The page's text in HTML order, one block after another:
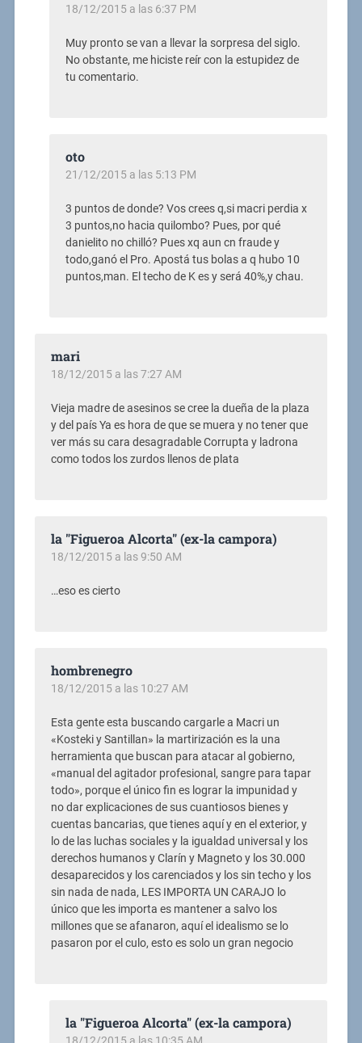
18/12/2015 a las 6:37 PM
Muy pronto se van a llevar la sorpresa del siglo.
No obstante, me hiciste reír con la estupidez de
tu comentario.
oto
21/12/2015 a las 5:13 PM
3 puntos de donde? Vos crees q,si macri perdia x
3 puntos,no hacia quilombo? Pues, por qué
danielito no chilló? Pues xq aun cn fraude y
todo,ganó el Pro. Apostá tus bolas a q hubo 10
puntos,man. El techo de K es y será 40%,y chau.
mari
18/12/2015 a las 7:27 AM
Vieja madre de asesinos se cree la dueña de la plaza
y del país Ya es hora de que se muera y no tener que
ver más su cara desagradable Corrupta y ladrona
como todos los zurdos llenos de plata
la "Figueroa Alcorta" (ex-la campora)
18/12/2015 a las 9:50 AM
…eso es cierto
hombrenegro
18/12/2015 a las 10:27 AM
Esta gente esta buscando cargarle a Macri un
«Kosteki y Santillan» la martirización es la una
herramienta que buscan para atacar al gobierno,
«manual del agitador profesional, sangre para tapar
todo», porque el único fin es lograr la impunidad y
no dar explicaciones de sus cuantiosos bienes y
cuentas bancarias, que tienes aquí y en el exterior, y
lo de las luchas sociales y la igualdad universal y los
derechos humanos y Clarín y Magneto y los 30.000
desaparecidos y los carenciados y los sin techo y los
sin nada de nada, LES IMPORTA UN CARAJO lo
único que les importa es mantener a salvo los
millones que se afanaron, aquí el idealismo se lo
pasaron por el culo, esto es solo un gran negocio
la "Figueroa Alcorta" (ex-la campora)